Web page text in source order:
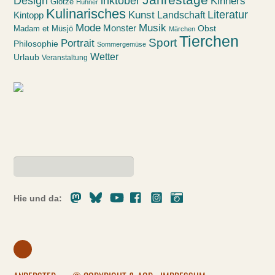
Hühner
Kintopp Kulinarisches Kunst Landschaft Literatur
Madam et Müsjö Mode Monster Musik Märchen Obst
Philosophie Portrait Sommergemüse Sport Tierchen
Urlaub Veranstaltung Wetter
Hie und da:
MastodonBlueskyYoutubeFacebookInstagram